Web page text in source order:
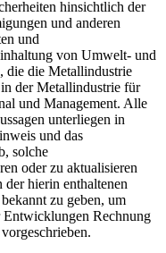
hinsichtlich der
und anderen
und
von Umwelt- und
die die Metallindustrie
der Metallindustrie für
und Management. Alle
unterliegen in
und das
solche
oder zu aktualisieren
der hierin enthaltenen
zu geben, um
Entwicklungen Rechnung